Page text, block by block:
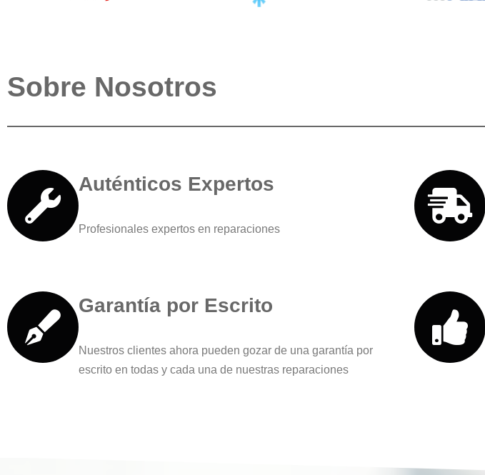
Sobre Nosotros
Auténticos Expertos
Profesionales expertos en reparaciones
Garantía por Escrito
Nuestros clientes ahora pueden gozar de una garantía por
escrito en todas y cada una de nuestras reparaciones